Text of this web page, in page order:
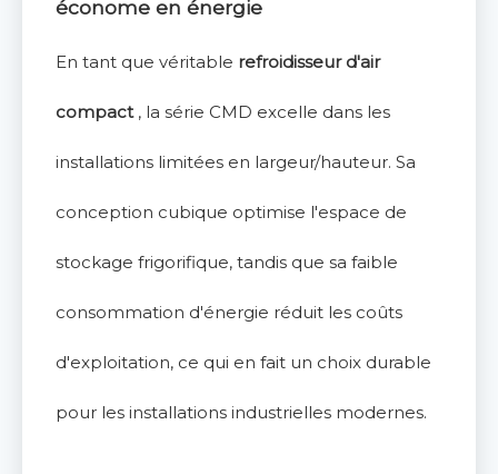
économe en énergie
En tant que véritable refroidisseur d'air
compact , la série CMD excelle dans les
installations limitées en largeur/hauteur. Sa
conception cubique optimise l'espace de
stockage frigorifique, tandis que sa faible
consommation d'énergie réduit les coûts
d'exploitation, ce qui en fait un choix durable
pour les installations industrielles modernes.